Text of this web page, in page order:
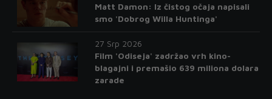
Matt Damon: Iz čistog očaja napisali
smo 'Dobrog Willa Huntinga'
27 Srp 2026
Film 'Odiseja' zadržao vrh kino-
blagajni i premašio 639 miliona dolara
zarade